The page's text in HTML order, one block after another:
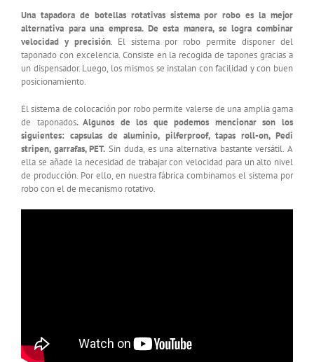
Una tapadora de botellas rotativas sistema por robo es la mejor
alternativa para una empresa. De esta manera, se logra combinar
velocidad y precisión. El sistema por robo permite disponer del
taponado con excelencia. Consiste en la recogida de tapones gracias a
un dispensador. Luego, los mismos se instalan con facilidad y con buen
posicionamiento.
El sistema de colocación por robo permite valerse de una amplia gama
de taponados. Algunos de los que podemos mencionar son los
siguientes: capsulas de aluminio, pilferproof, tapas roll-on, Pedi
stripen, garrafas, PET. Sin duda, es una alternativa bastante versátil. A
ella se añade la necesidad de trabajar con velocidad para un alto nivel
de producción. Por ello, en nuestra fábrica combinamos el sistema por
robo con el de mecanismo rotativo.